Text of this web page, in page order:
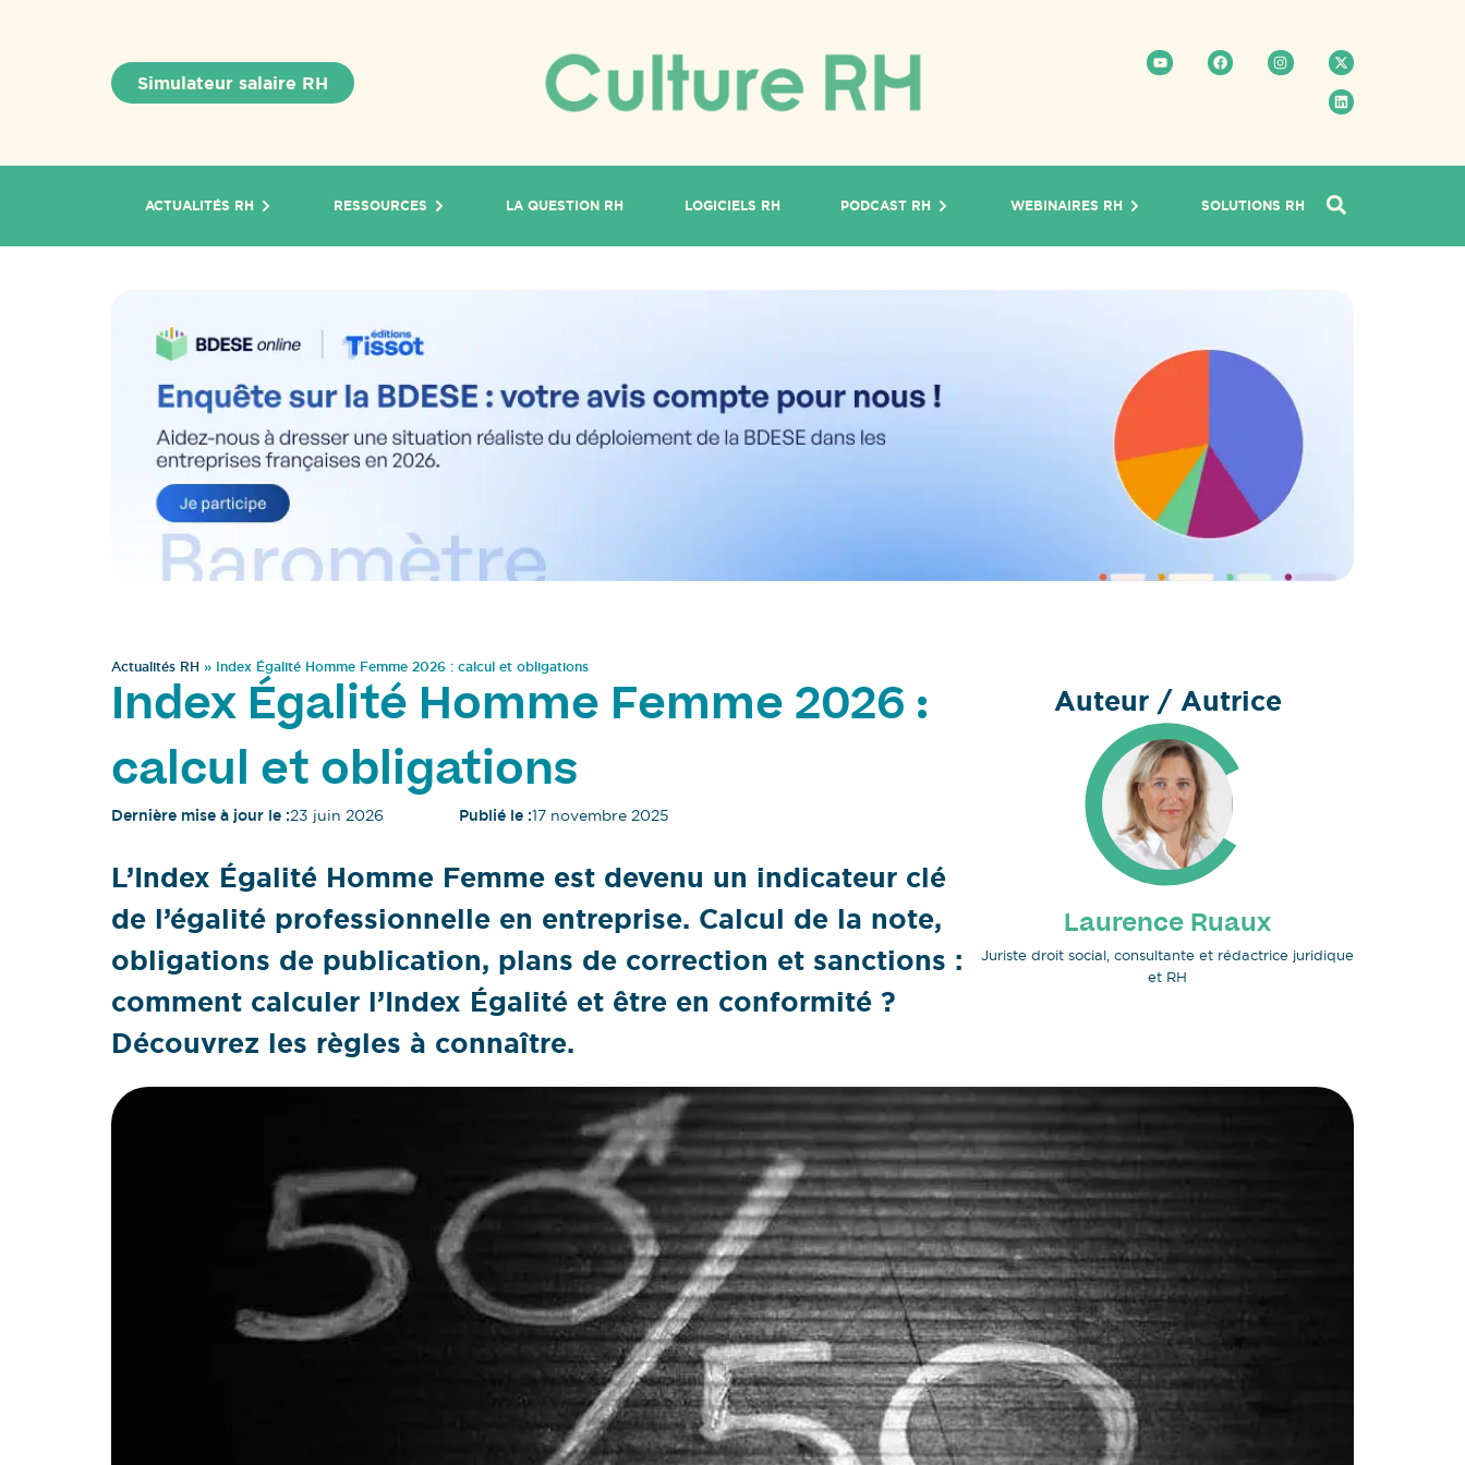
Simulateur salaire RH
ACTUALITÉS RH RESSOURCES LA QUESTION RH LOGICIELS RH PODCAST RH WEBINAIRES RH SOLUTIONS RH
Actualités RH » Index Égalité Homme Femme 2026 : calcul et obligations
Index Égalité Homme Femme 2026 :
calcul et obligations
Dernière mise à jour le :23 juin 2026 Publié le :17 novembre 2025
L’Index Égalité Homme Femme est devenu un indicateur clé
de l’égalité professionnelle en entreprise. Calcul de la note,
obligations de publication, plans de correction et sanctions :
comment calculer l’Index Égalité et être en conformité ?
Découvrez les règles à connaître.
Auteur / Autrice
Laurence Ruaux
Juriste droit social, consultante et rédactrice juridique
et RH